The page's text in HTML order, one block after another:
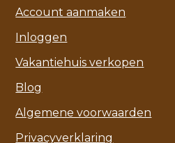
Account aanmaken
Inloggen
Vakantiehuis verkopen
Blog
Algemene voorwaarden
Privacyverklaring